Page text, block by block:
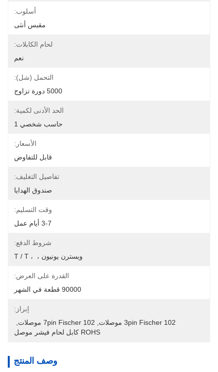
أسلوب:
مقبس أنثى
لحام الكابلات:
نعم
التحمل (شل):
5000 دورة تزاوج
الحد الأدنى لكمية:
حاسب شخصي 1
الأسعار:
قابل للتفاوض
تفاصيل التغليف:
صندوق الهدايا
وقت التسليم:
3-7 أيام عمل
شروط الدفع:
ويسترن يونيون ،  ، T / T
القدرة على العرض:
90000 قطعة في الشهر
إبراز:
3pin Fischer 102 موصلات
7pin Fischer 102 موصلات
ROHS كابل لحام فيشر موصل
وصف المنتج